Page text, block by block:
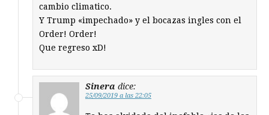
cambio climatico.
Y Trump «impechado» y el bocazas ingles con el
Order! Order!
Que regreso xD!
Sinera dice:
25/09/2019 a las 22:05